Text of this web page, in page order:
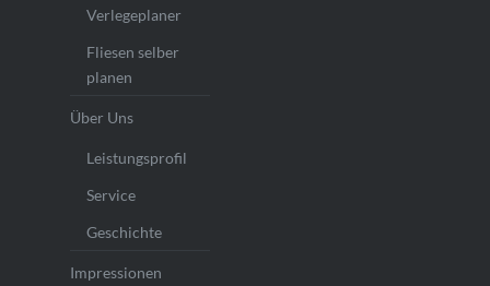
Verlegeplaner
Fliesen selber
planen
Über Uns
Leistungsprofil
Service
Geschichte
Impressionen